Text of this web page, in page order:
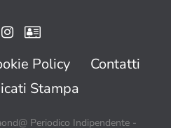
Policy
Contatti
Stampa
Periodico Indipendente -